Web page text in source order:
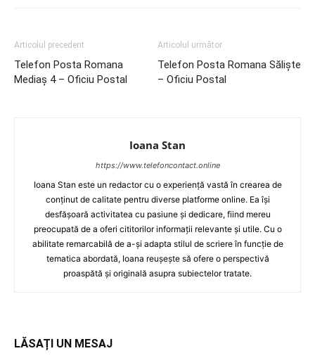
Articolul precedent
Telefon Posta Romana
Mediaş 4 – Oficiu Postal
Articolul următor
Telefon Posta Romana Sălişte
– Oficiu Postal
Ioana Stan
https://www.telefoncontact.online
Ioana Stan este un redactor cu o experiență vastă în crearea de
conținut de calitate pentru diverse platforme online. Ea își
desfășoară activitatea cu pasiune și dedicare, fiind mereu
preocupată de a oferi cititorilor informații relevante și utile. Cu o
abilitate remarcabilă de a-și adapta stilul de scriere în funcție de
tematica abordată, Ioana reușește să ofere o perspectivă
proaspătă și originală asupra subiectelor tratate.
LĂSAȚI UN MESAJ